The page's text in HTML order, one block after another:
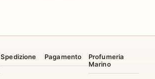
Spedizione Pagamento
Profumeria
Marino